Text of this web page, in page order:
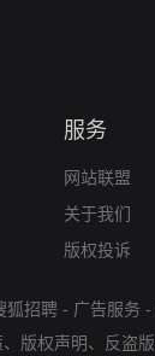
服务
网站联盟
关于我们
版权投诉
狐招聘 - 广告服务 -
、 版权声明 、 反盗